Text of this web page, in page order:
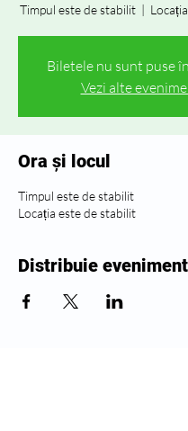
Timpul este de stabilit
  |
Biletele nu sunt puse
Vezi alte
Ora și locul
Timpul este de stabilit
Locația este de stabilit
Distribuie